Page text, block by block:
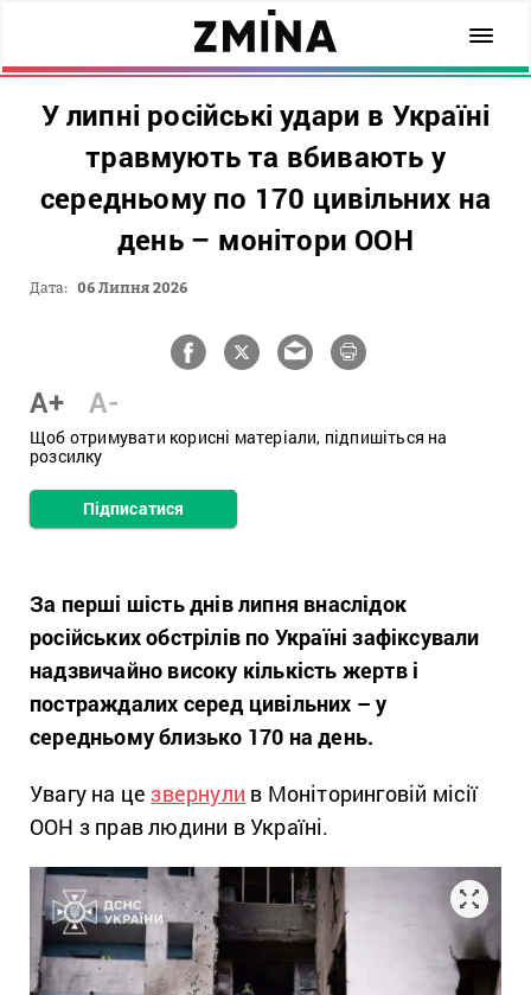
У липні російські удари в Україні
травмують та вбивають у
середньому по 170 цивільних на
день – монітори ООН
Дата: 06 Липня 2026
A+ A-
Щоб отримувати корисні матеріали, підпишіться на
розсилку
Підписатися
За перші шість днів липня внаслідок
російських обстрілів по Україні зафіксували
надзвичайно високу кількість жертв і
постраждалих серед цивільних – у
середньому близько 170 на день.
Увагу на цезвернули в Моніторинговій місії
ООН з прав людини в Україні.